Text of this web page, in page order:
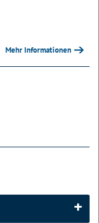
Mehr Informationen